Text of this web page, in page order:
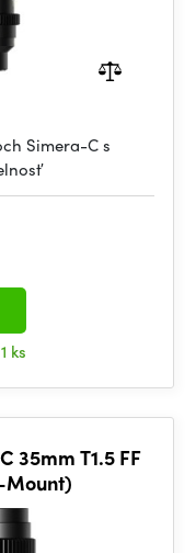
Simera-C s
1 ks
35mm T1.5 FF
Mount)